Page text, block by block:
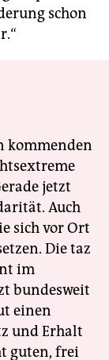
schon
kommenden
jetzt
Auch
sich vor Ort
Die taz
im
bundesweit
einen
und Erhalt
guten, frei